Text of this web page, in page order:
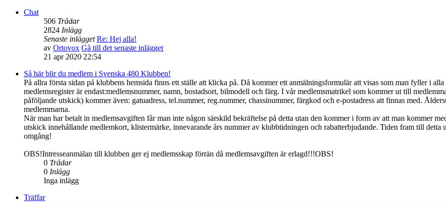
Chat
506 Trådar
2824 Inlägg
Senaste inlägget Re: Hej alla!
av Ortovox Gå till det senaste inlägget
21 apr 2020 22:54
Så här blir du medlem i Svenska 480 Klubben!
På allra första sidan på klubbens hemsida finns ett ställe att klicka på. Då kommer ett anmälningsformulär att visas som man fyller i
medlemsregister är endast:medlemsnummer, namn, bostadsort, bilmodell och färg. I vår medlemsmatrikel som kommer ut till
påföljande utskick) kommer även: gatuadress, tel.nummer, reg.nummer, chassinummer, färgkod och e-postadress att finnas med.
medlemmarna.
När man har betalt in medlemsavgiften får man inte någon särskild bekräftelse på detta utan den kommer i form av att man kommer
utskick innehållande medlemkort, klistermärke, innevarande års nummer av klubbtidningen och rabatterbjudande. Tiden fram till
omgång!
OBS!Intresseanmälan till klubben ger ej medlemsskap förrän då medlemsavgiften är erlagd!!!OBS!
0 Trådar
0 Inlägg
Inga inlägg
Träffar